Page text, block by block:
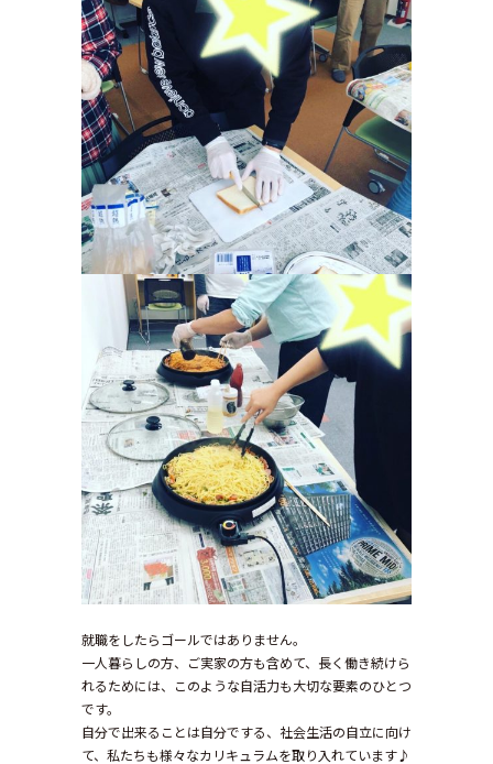
就職をしたらゴールではありません。
一人暮らしの方、ご実家の方も含めて、長く働き続けら
れるためには、このような自活力も大切な要素のひとつ
です。
自分で出来ることは自分でする、社会生活の自立に向け
て、私たちも様々なカリキュラムを取り入れています♪